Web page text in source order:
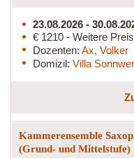
23.08.2026 -
€ 1210 - Weitere
Dozenten: Ax, Volker
Domizil: Villa
Kammerensemble
(Grund- und Mittelstufe)